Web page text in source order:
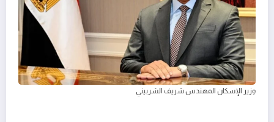
وزير الإسكان المهندس شريف الشربيني